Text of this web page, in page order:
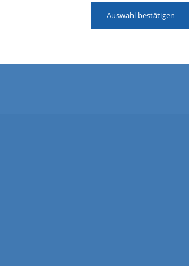
Auswahl bestätigen
Steuerkreis.jpg